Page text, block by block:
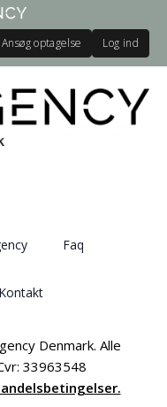
Ansøg optagelse Log ind
Faq
Kontakt
Denmark. Alle
33963548